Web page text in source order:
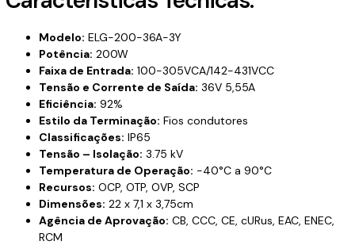
Modelo: ELG-200-36A-3Y
Potência: 200W
Faixa de Entrada: 100-305VCA/142-431VCC
Tensão e Corrente de Saída: 36V 5,55A
Eficiência: 92%
Estilo da Terminação: Fios condutores
Classificações: IP65
Tensão – Isolação: 3.75 kV
Temperatura de Operação: -40°C a 90°C
Recursos: OCP, OTP, OVP, SCP
Dimensões: 22 x 7,1 x 3,75cm
Agência de Aprovação: CB, CCC, CE, cURus, EAC, ENEC,
RCM